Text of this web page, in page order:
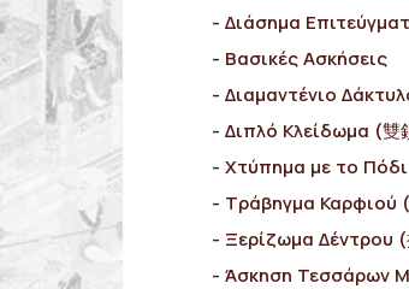
Διάσημα
Bασικές Ασκήσεις
Διαμαντένιο
Διπλό Κλείδωμα (雙
Χτύπημα με το
Τράβηγμα Καρφιού
Ξερίζωμα Δέντρου
Άσκηση Τεσσάρων